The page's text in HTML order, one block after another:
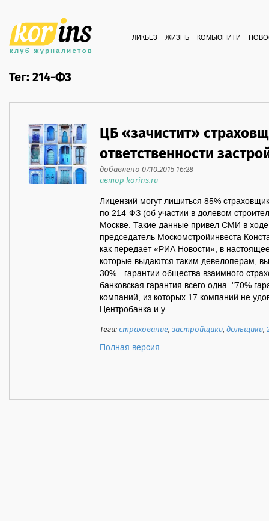
ЛИКБЕЗ ЖИЗНЬ КОМЬЮНИТИ
Тег: 214-ФЗ
ЦБ «зачистит»
ответственности
добавлено 07.10.2015 16:28
автор korins.ru
Лицензий могут лишиться 85%
по 214-ФЗ (об участии в долевом
Москве. Такие данные привел СМИ в
председатель Москомстройинвеста
как передает «РИА Новости», в
которые выдаются таким девелоперам,
30% - гарантии общества взаимного
банковская гарантия всего одна. "70%
компаний, из которых 17 компаний не
Центробанка и у ...
Теги:страхование,застройщики,дольщики,
Полная версия